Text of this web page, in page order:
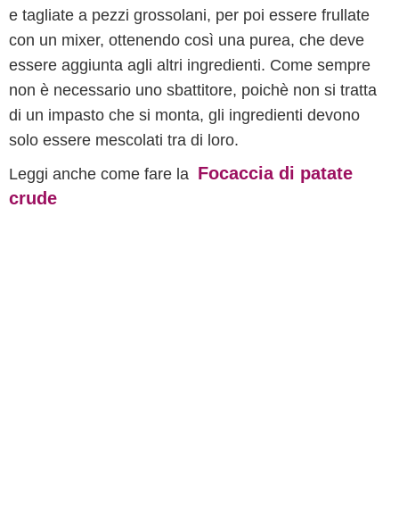
e tagliate a pezzi grossolani, per poi essere frullate
con un mixer, ottenendo così una purea, che deve
essere aggiunta agli altri ingredienti. Come sempre
non è necessario uno sbattitore, poichè non si tratta
di un impasto che si monta, gli ingredienti devono
solo essere mescolati tra di loro.
Leggi anche come fare la Focaccia di patate
crude